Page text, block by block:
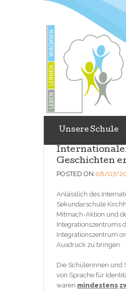
Unsere Schule
Geschichten
POSTED ON 08/07/
Anlässlich des
Sekundarschule
Mitmach-Aktion und
Integrationszentrums
Integrationszentrum
Ausdruck zu bringen.
Die Schülerinnen und
von Sprache für
waren mindestens